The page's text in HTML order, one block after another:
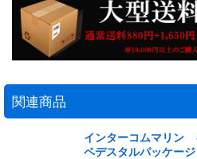
関連商品
インターコムマリン
ペデスタルパッケージ